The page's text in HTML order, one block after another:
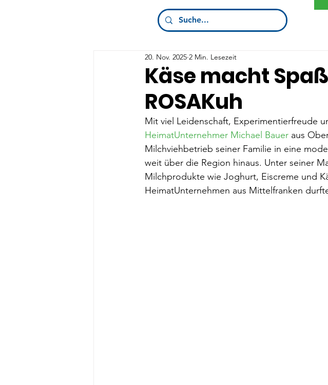
Käse macht
ROSAKuh
20. Nov. 2025 2 Min. Lesezeit
Mit viel Leidenschaft, Experimentierfreude
HeimatUnternehmer Michael Bauer aus
Milchviehbetrieb seiner Familie in eine
weit über die Region hinaus. Unter seiner
Milchprodukte wie Joghurt, Eiscreme und
HeimatUnternehmen aus Mittelfranken